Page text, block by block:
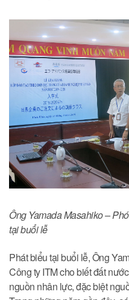
Ông Yamada Masahiko –
tại buổi lễ
Phát biểu tại buổi lễ, Ông
Công ty ITM cho biết đất
nguồn nhân lực, đặc biệt